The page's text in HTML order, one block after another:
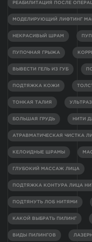
РЕАБИЛИТАЦИЯ ПОСЛЕ
МОДЕЛИРУЮЩИЙ ЛИФТИНГ
НЕКРАСИВЫЙ ШРАМ
ПУПОЧНАЯ ГРЫЖА
ВЫВЕСТИ ГЕЛЬ ИЗ ГУБ
ПОДТЯЖКА КОЖИ
ТОНКАЯ ТАЛИЯ
БОЛЬШАЯ ГРУДЬ НИТИ
АТРАВМАТИЧЕСКАЯ ЧИСТКА
КЕЛОИДНЫЕ ШРАМЫ
ГЛУБОКИЙ МАССАЖ ЛИЦА
ПОДТЯЖКА КОНТУРА ЛИЦА
ПОДТЯНУТЬ ЛОБ НИТЯМИ
КАКОЙ ВЫБРАТЬ ПИЛИНГ
ВИДЫ ПИЛИНГОВ